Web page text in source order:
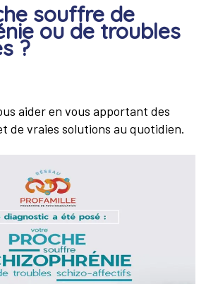
souffre de
ou de troubles
?
aider en vous apportant des
de vraies solutions au quotidien.